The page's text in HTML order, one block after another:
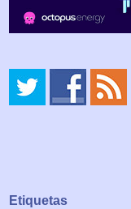
Etiquetas